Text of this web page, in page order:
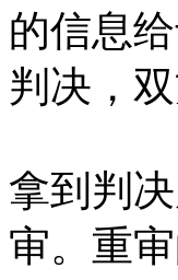
的信息
判决，
拿到判
审。重